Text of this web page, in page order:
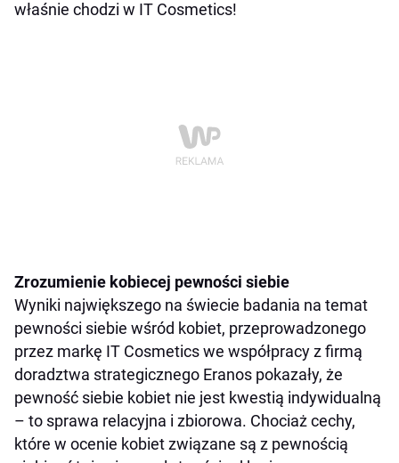
właśnie chodzi w IT Cosmetics!
Zrozumienie kobiecej pewności siebie
Wyniki największego na świecie badania na temat
pewności siebie wśród kobiet, przeprowadzonego
przez markę IT Cosmetics we współpracy z firmą
doradztwa strategicznego Eranos pokazały, że
pewność siebie kobiet nie jest kwestią indywidualną
– to sprawa relacyjna i zbiorowa. Chociaż cechy,
które w ocenie kobiet związane są z pewnością